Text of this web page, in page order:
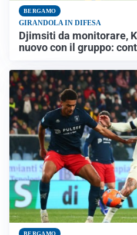
BERGAMO
GIRANDOLA IN DIFESA
Djimsiti da monitorare,
nuovo con il gruppo:
BERGAMO